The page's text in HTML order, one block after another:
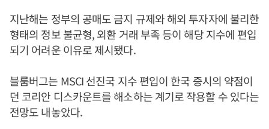
지난해는 정부의 공매도 금지 규제와 해외 투자자에 불리한
형태의 정보 불균형, 외환 거래 부족 등이 해당 지수에 편입
되기 어려운 이유로 제시됐다.
블룸버그는 MSCI 선진국 지수 편입이 한국 증시의 약점이
던 코리안 디스카운트를 해소하는 계기로 작용할 수 있다는
전망도 내놓았다.